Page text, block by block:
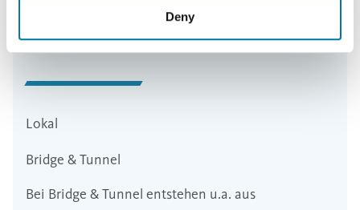
Deny
Lokal
Bridge & Tunnel
Bei Bridge & Tunnel entstehen u.a. aus